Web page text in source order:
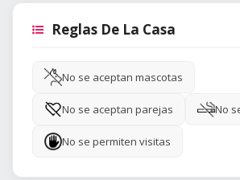
Reglas De La Casa
No se aceptan mascotas
No se aceptan parejas No
No se permiten visitas